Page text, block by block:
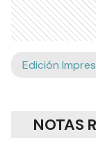
Edición
NOTAS